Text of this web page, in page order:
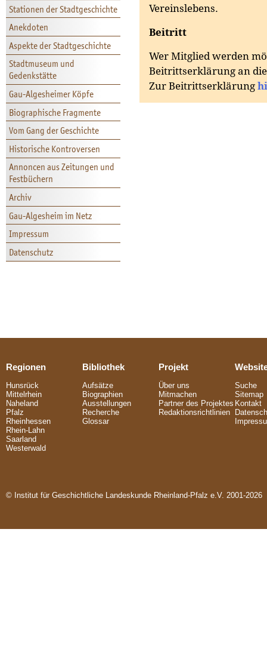
Stationen der Stadtgeschichte
Anekdoten
Aspekte der Stadtgeschichte
Stadtmuseum und
Gedenkstätte
Gau-Algesheimer Köpfe
Biographische Fragmente
Vom Gang der Geschichte
Historische Kontroversen
Annoncen aus Zeitungen und
Festbüchern
Archiv
Gau-Algesheim im Netz
Impressum
Datenschutz
Vereinslebens.
Beitritt
Wer Mitglied werden
Beitrittserklärung an die
Zur Beitrittserklärung
Regionen
Hunsrück
Mittelrhein
Naheland
Pfalz
Rheinhessen
Rhein-Lahn
Saarland
Westerwald
Bibliothek
Aufsätze
Biographien
Ausstellungen
Recherche
Glossar
Projekt
Über uns
Mitmachen
Partner des Projektes
Redaktionsrichtlinien
Suche
Sitemap
Kontakt
© Institut für Geschichtliche Landeskunde Rheinland-Pfalz e.V. 2001-2026